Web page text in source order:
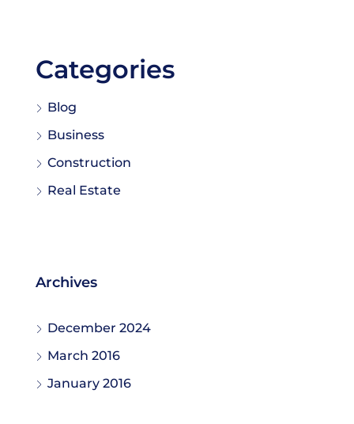
Categories
Blog
Business
Construction
Real Estate
Archives
December 2024
March 2016
January 2016